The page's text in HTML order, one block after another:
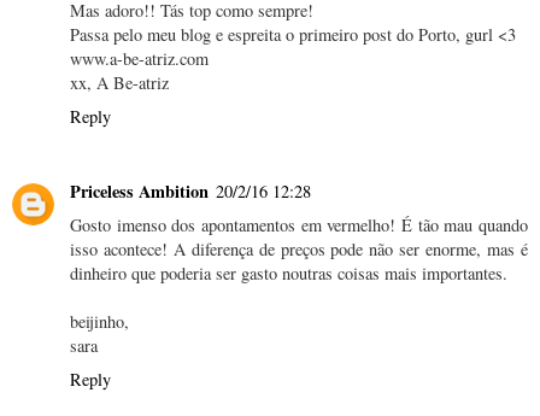
Mas adoro!! Tás top como sempre!
Passa pelo meu blog e espreita o primeiro post do Porto, gurl <3
www.a-be-atriz.com
xx, A Be-atriz
Reply
Priceless Ambition 20/2/16 12:28
Gosto imenso dos apontamentos em vermelho! É tão mau quando
isso acontece! A diferença de preços pode não ser enorme, mas é
dinheiro que poderia ser gasto noutras coisas mais importantes.
beijinho,
sara
Reply